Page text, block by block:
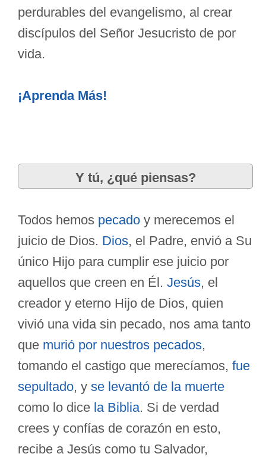
perdurables del evangelismo, al crear
discípulos del Señor Jesucristo de por
vida.
¡Aprenda Más!
Y tú, ¿qué piensas?
Todos hemos pecado y merecemos el
juicio de Dios. Dios, el Padre, envió a Su
único Hijo para cumplir ese juicio por
aquellos que creen en Él. Jesús, el
creador y eterno Hijo de Dios, quien
vivió una vida sin pecado, nos ama tanto
que murió por nuestros pecados,
tomando el castigo que merecíamos, fue
sepultado, y se levantó de la muerte
como lo dice la Biblia. Si de verdad
crees y confías de corazón en esto,
recibe a Jesús como tu Salvador,